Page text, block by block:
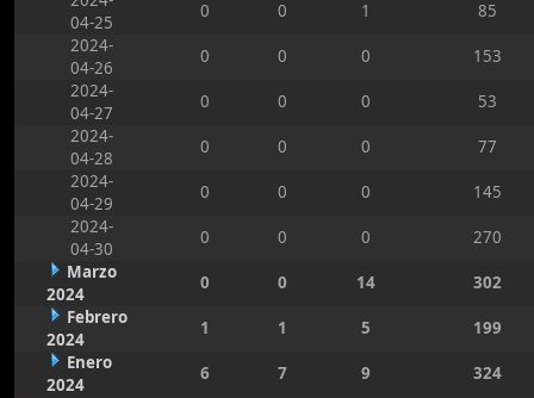
04-25
0 0 1
85
2024-
04-26
0 0 0
153
2024-
04-27
0 0 0
53
2024-
04-28
0 0 0
77
2024-
04-29
0 0 0
145
2024-
04-30
0 0 0
270
Marzo
2024
0 0 14
302
Febrero
2024
1 1 5
199
Enero
2024
6 7 9
324